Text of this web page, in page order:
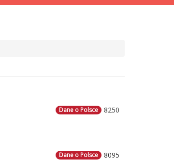
8250
Dane o Polsce
8095
Dane o Polsce